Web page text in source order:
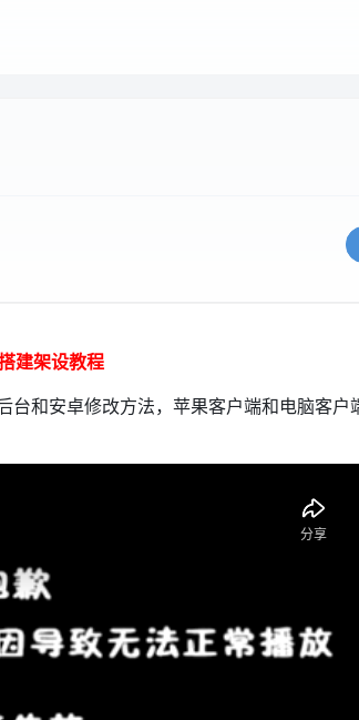
建架设教程
和安卓修改方法，苹果客户端和电脑客户